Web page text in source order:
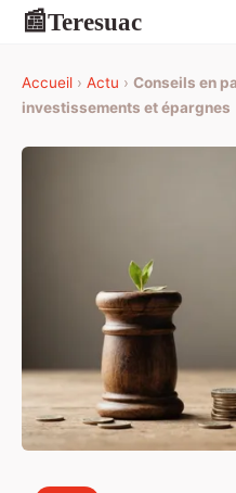
📰Teresuac
Accueil › Actu › Conseils en
investissements et épargnes